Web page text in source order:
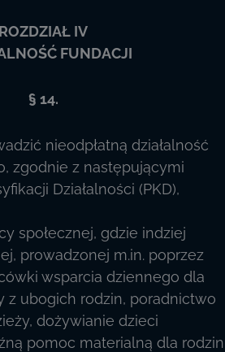
ROZDZIAŁ IV
FUNDACJI
§ 14.
nieodpłatną działalność
zgodnie z następującymi
Działalności (PKD),
społecznej, gdzie indziej
prowadzonej m.in. poprzez
wsparcia dziennego dla
z ubogich rodzin, poradnictwo
dożywianie dzieci
pomoc materialną dla rodzin